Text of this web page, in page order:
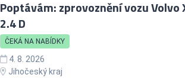
Poptávám: zprovoznění vozu Volvo
2.4 D
ČEKÁ NA NABÍDKY
4. 8. 2026
Jihočeský kraj